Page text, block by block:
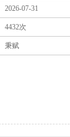
2026-07-31
4432次
秉赋